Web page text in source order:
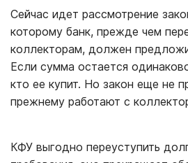
Сейчас идет рассмотрение
которому банк, прежде чем
коллекторам, должен
Если сумма остается
кто ее купит. Но закон еще не
прежнему работают с
КФУ выгодно переуступить